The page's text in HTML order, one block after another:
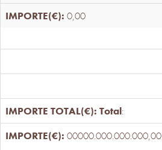
0,00
Total:
00000.000.000.000,00